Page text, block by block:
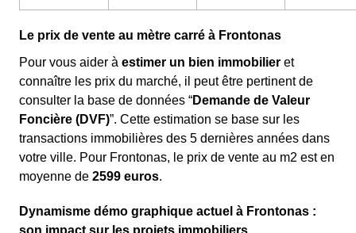
Le prix de vente au mètre carré à Frontonas
Pour vous aider à estimer un bien immobilier et
connaître les prix du marché, il peut être pertinent de
consulter la base de données “Demande de Valeur
Foncière (DVF)”. Cette estimation se base sur les
transactions immobilières des 5 dernières années dans
votre ville. Pour Frontonas, le prix de vente au m2 est en
moyenne de 2599 euros.
Dynamisme démo graphique actuel à Frontonas :
son impact sur les projets immobiliers